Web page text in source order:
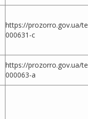
https://prozorro.gov.ua/
000631-c
https://prozorro.gov.ua/
000063-a